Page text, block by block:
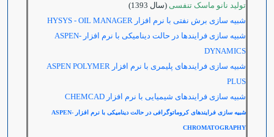
تولید نانو ماسک تنفسی (سال 1393)
شبیه سازی برش نفتی با نرم افزار HYSYS - OIL MANAGER
شبیه سازی فرایندها در حالت دینامیکی با نرم افزار ASPEN-
DYNAMICS
شبیه سازی فرایندهای پلیمری با نرم افزار ASPEN POLYMER
PLUS
شبیه سازی فرایندهای شیمیایی با نرم افزار CHEMCAD
شبیه سازی فرایندهای کروماتوگرافی در حالت دینامیکی با نرم افزار ASPEN-
CHROMATOGRAPHY